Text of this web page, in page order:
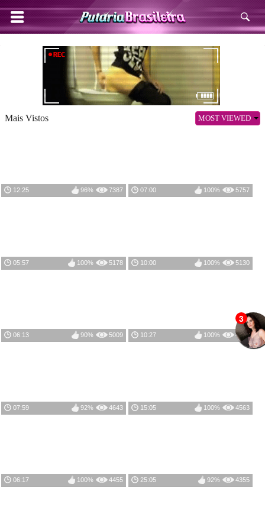
Mais Vistos MOST VIEWED
12:25 7387
96% 07:00 5757
100%
05:57 5178
100% 10:00 5130
100%
06:13 5009
90% 10:27 4652
100%
07:59 4643
92% 15:05 4563
100%
06:17 4455
100% 25:05 4355
92%
3